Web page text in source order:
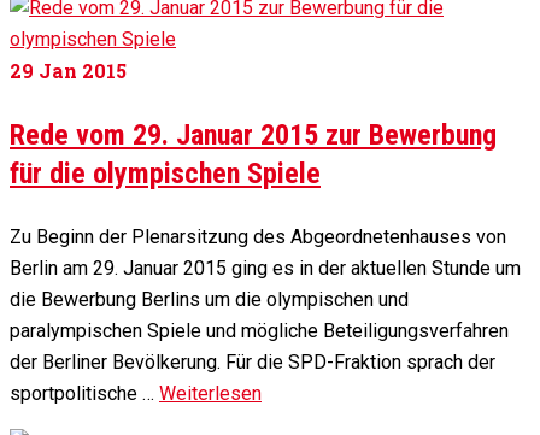
29 Jan 2015
Rede vom 29. Januar 2015 zur Bewerbung
für die olympischen Spiele
Zu Beginn der Plenarsitzung des Abgeordnetenhauses von
Berlin am 29. Januar 2015 ging es in der aktuellen Stunde um
die Bewerbung Berlins um die olympischen und
paralympischen Spiele und mögliche Beteiligungsverfahren
der Berliner Bevölkerung. Für die SPD-Fraktion sprach der
sportpolitische … Weiterlesen